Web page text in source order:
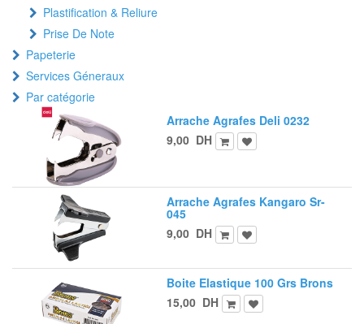
Plastification & Reliure
Prise De Note
Papeterie
Services Géneraux
Par catégorie
Arrache Agrafes Deli 0232
9,00 DH
Arrache Agrafes Kangaro Sr-
045
9,00 DH
Boite Elastique 100 Grs Brons
15,00 DH